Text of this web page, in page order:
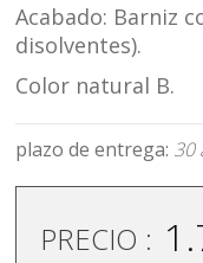
Ecodesign by Chus
Acabado: Barniz
disolventes).
Color natural B.
plazo de entrega: 30
PRECIO :